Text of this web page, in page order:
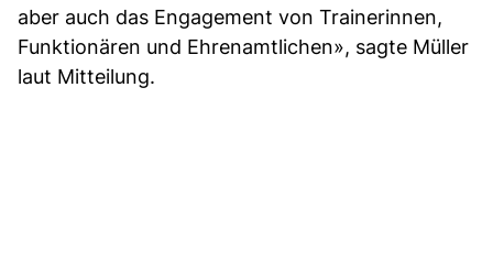
aber auch das Engagement von Trainerinnen,
Funktionären und Ehrenamtlichen», sagte Müller
laut Mitteilung.